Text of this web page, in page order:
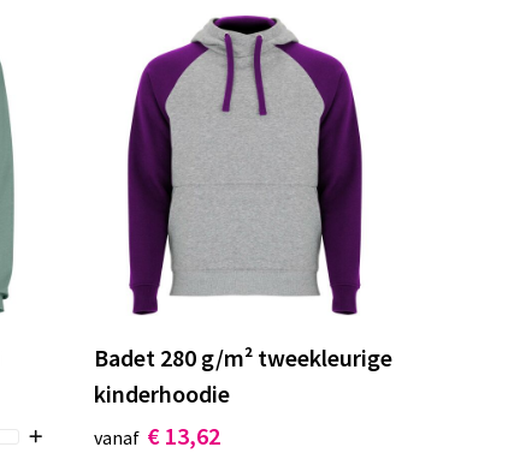
Badet 280 g/m² tweekleurige
kinderhoodie
vanaf € 13,62